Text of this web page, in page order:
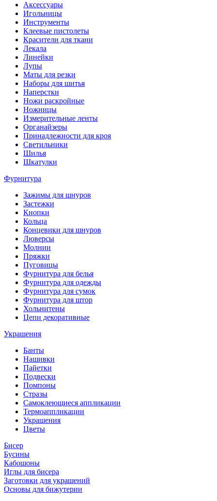
Аксессуары
Игольницы
Инструменты
Клеевые пистолеты
Красители для ткани
Лекала
Линейки
Лупы
Маты для резки
Наборы для шитья
Наперстки
Ножи раскройные
Ножницы
Измерительные ленты
Органайзеры
Принадлежности для кроя
Светильники
Шилья
Шкатулки
Фурнитура
Зажимы для шнуров
Застежки
Кнопки
Кольца
Концевики для шнуров
Люверсы
Молнии
Пряжки
Пуговицы
Фурнитура для белья
Фурнитура для одежды
Фурнитура для сумок
Фурнитура для штор
Хольнитены
Цепи декоративные
Украшения
Банты
Нашивки
Пайетки
Подвески
Помпоны
Стразы
Самоклеющиеся аппликации
Термоаппликации
Украшения
Цветы
Бисер
Бусины
Кабошоны
Иглы для бисера
Заготовки для украшений
Основы для бижутерии